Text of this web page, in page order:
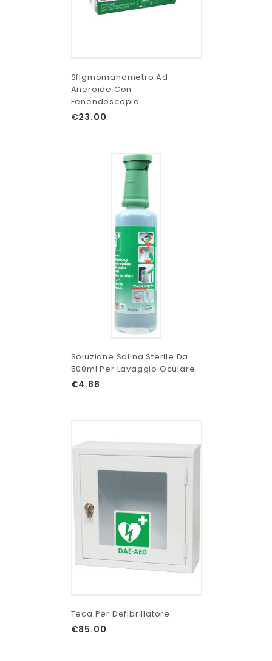
Sfigmomanometro Ad
Aneroide Con
Fenendoscopio
€23.00
Soluzione Salina Sterile Da
500ml Per Lavaggio Oculare
€4.88
Teca Per Defibrillatore
€85.00